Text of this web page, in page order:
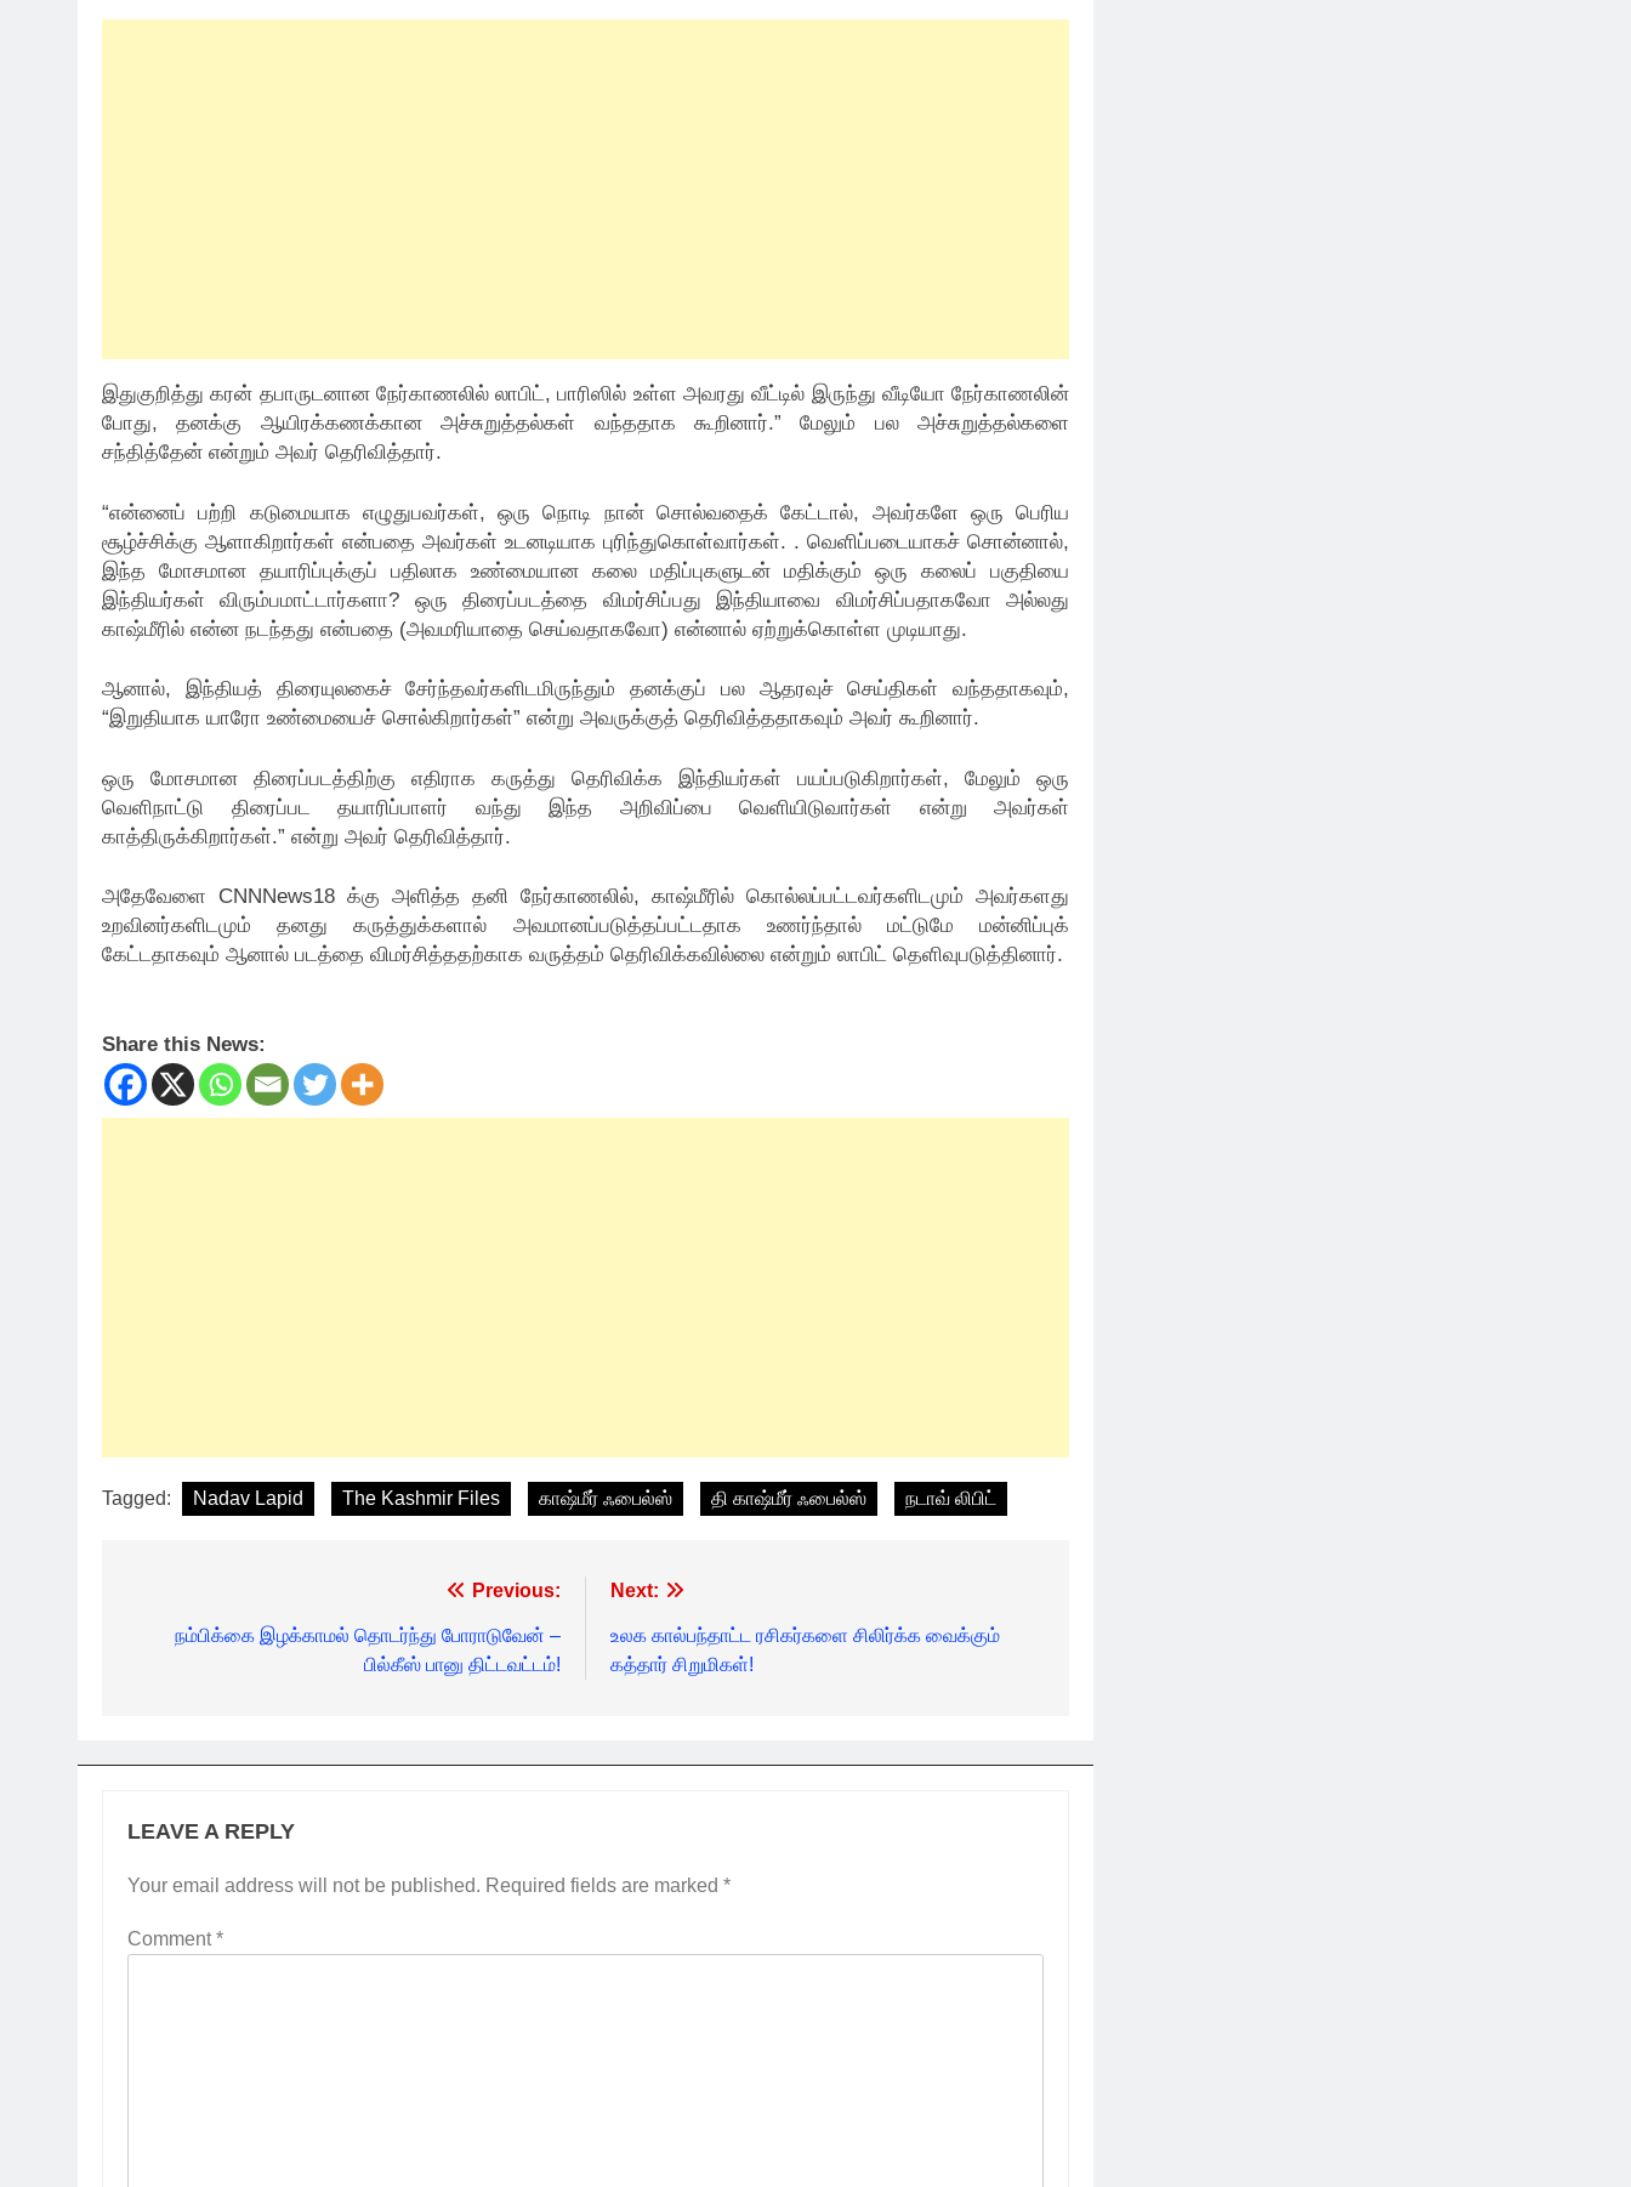
இதுகுறித்து கரன் தபாருடனான நேர்காணலில் லாபிட், பாரிஸில் உள்ள அவரது வீட்டில் இருந்து வீடியோ நேர்காணலின்
போது, ​​தனக்கு ஆயிரக்கணக்கான அச்சுறுத்தல்கள் வந்ததாக கூறினார்.” மேலும் பல அச்சுறுத்தல்களை
சந்தித்தேன் என்றும் அவர் தெரிவித்தார்.
“என்னைப் பற்றி கடுமையாக எழுதுபவர்கள், ஒரு நொடி நான் சொல்வதைக் கேட்டால், அவர்களே ஒரு பெரிய
சூழ்ச்சிக்கு ஆளாகிறார்கள் என்பதை அவர்கள் உடனடியாக புரிந்துகொள்வார்கள். . வெளிப்படையாகச் சொன்னால்,
இந்த மோசமான தயாரிப்புக்குப் பதிலாக உண்மையான கலை மதிப்புகளுடன் மதிக்கும் ஒரு கலைப் பகுதியை
இந்தியர்கள் விரும்பமாட்டார்களா? ஒரு திரைப்படத்தை விமர்சிப்பது இந்தியாவை விமர்சிப்பதாகவோ அல்லது
காஷ்மீரில் என்ன நடந்தது என்பதை (அவமரியாதை செய்வதாகவோ) என்னால் ஏற்றுக்கொள்ள முடியாது.
ஆனால், இந்தியத் திரையுலகைச் சேர்ந்தவர்களிடமிருந்தும் தனக்குப் பல ஆதரவுச் செய்திகள் வந்ததாகவும்,
“இறுதியாக யாரோ உண்மையைச் சொல்கிறார்கள்” என்று அவருக்குத் தெரிவித்ததாகவும் அவர் கூறினார்.
ஒரு மோசமான திரைப்படத்திற்கு எதிராக கருத்து தெரிவிக்க இந்தியர்கள் பயப்படுகிறார்கள், மேலும் ஒரு
வெளிநாட்டு திரைப்பட தயாரிப்பாளர் வந்து இந்த அறிவிப்பை வெளியிடுவார்கள் என்று அவர்கள்
காத்திருக்கிறார்கள்.” என்று அவர் தெரிவித்தார்.
அதேவேளை CNNNews18 க்கு அளித்த தனி நேர்காணலில், காஷ்மீரில் கொல்லப்பட்டவர்களிடமும் அவர்களது
உறவினர்களிடமும் தனது கருத்துக்களால் அவமானப்படுத்தப்பட்டதாக உணர்ந்தால் மட்டுமே மன்னிப்புக்
கேட்டதாகவும் ஆனால் படத்தை விமர்சித்ததற்காக வருத்தம் தெரிவிக்கவில்லை என்றும் லாபிட் தெளிவுபடுத்தினார்.
Share this News:
Tagged: Nadav Lapid The Kashmir Files காஷ்மீர் ஃபைல்ஸ் தி காஷ்மீர் ஃபைல்ஸ் நடாவ் லிபிட்
navigation
Previous:
நம்பிக்கை இழக்காமல் தொடர்ந்து போராடுவேன் –
பில்கீஸ் பானு திட்டவட்டம்!
Next:
உலக கால்பந்தாட்ட ரசிகர்களை சிலிர்க்க வைக்கும்
கத்தார் சிறுமிகள்!
LEAVE A REPLY
Your email address will not be published. Required fields are marked *
Comment*